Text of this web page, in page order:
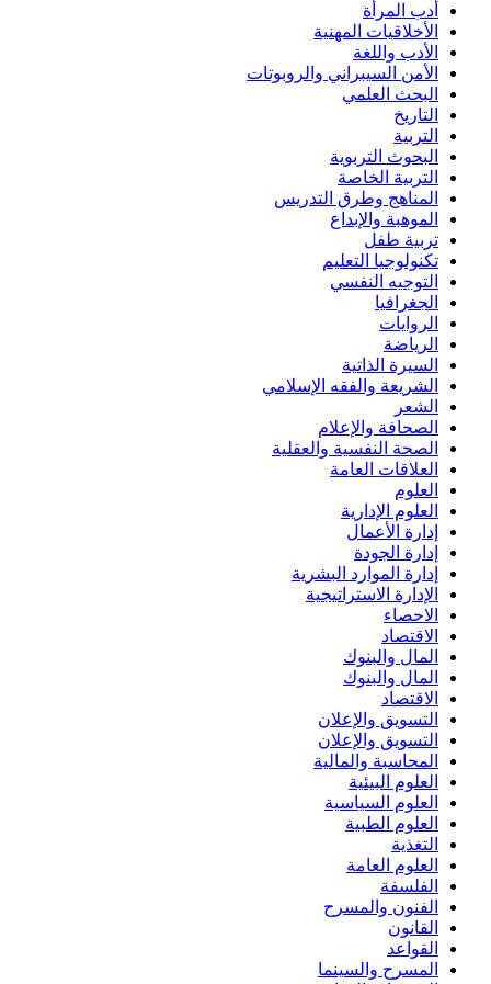
أدب المرأة
الأخلاقيات المهنية
الأدب واللغة
الأمن السيبراني والروبوتات
البحث العلمي
التاريخ
التربية
البحوث التربوية
التربية الخاصة
المناهج وطرق التدريس
الموهبة والإبداع
تربية طفل
تكنولوجيا التعليم
التوجيه النفسي
الجغرافيا
الروايات
الرياضة
السيرة الذاتية
الشريعة والفقه الإسلامي
الشعر
الصحافة والإعلام
الصحة النفسية والعقلية
العلاقات العامة
العلوم
العلوم الإدارية
إدارة الأعمال
إدارة الجودة
إدارة الموارد البشرية
الإدارة الاستراتيجية
الاحصاء
الاقتصاد
المال والبنوك
المال والبنوك
الاقتصاد
التسويق والإعلان
التسويق والإعلان
المحاسبة والمالية
العلوم البيئية
العلوم السياسية
العلوم الطبية
التغذية
العلوم العامة
الفلسفة
الفنون والمسرح
القانون
القواعد
المسرح والسينما